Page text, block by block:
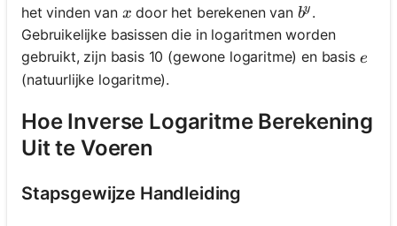
het vinden van x
x door het berekenen van b^y
by .
Gebruikelijke basissen die in logaritmen worden
gebruikt, zijn basis 10 (gewone logaritme) en basis e
e
(natuurlijke logaritme).
Hoe Inverse Logaritme Berekening
Uit te Voeren
Stapsgewijze Handleiding